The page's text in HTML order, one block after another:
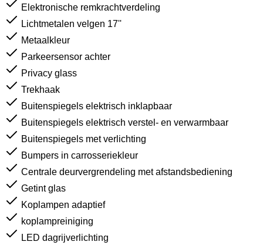
Elektronische remkrachtverdeling
Lichtmetalen velgen 17''
Metaalkleur
Parkeersensor achter
Privacy glass
Trekhaak
Buitenspiegels elektrisch inklapbaar
Buitenspiegels elektrisch verstel- en verwarmbaar
Buitenspiegels met verlichting
Bumpers in carrosseriekleur
Centrale deurvergrendeling met afstandsbediening
Getint glas
Koplampen adaptief
koplampreiniging
LED dagrijverlichting